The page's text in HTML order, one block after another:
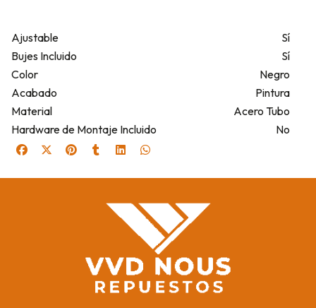
Ajustable
Sí
Bujes Incluido
Sí
Color
Negro
Acabado
Pintura
Material
Acero Tubo
Hardware de Montaje Incluido
No